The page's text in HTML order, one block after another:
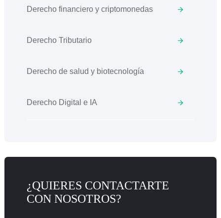
Derecho financiero y criptomonedas
Derecho Tributario
Derecho de salud y biotecnología
Derecho Digital e IA
¿QUIERES CONTACTARTE
CON NOSOTROS?